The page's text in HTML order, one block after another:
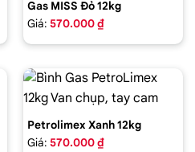
Gas MISS Đỏ 12kg
Giá: 570.000 ₫
Petrolimex Xanh 12kg
Giá: 570.000 ₫